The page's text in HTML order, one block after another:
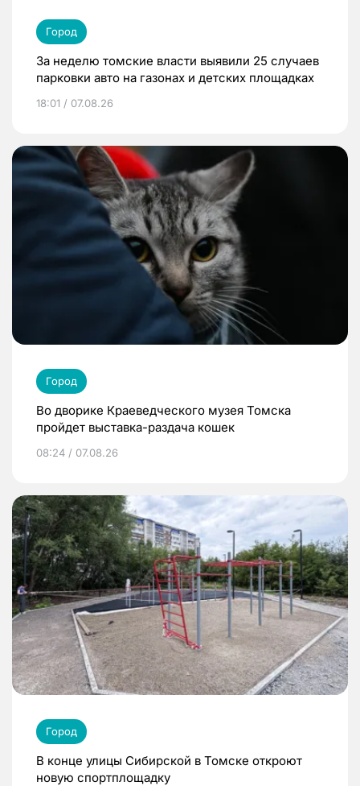
Город
За неделю томские власти выявили 25 случаев
парковки авто на газонах и детских площадках
18:01 / 07.08.26
Город
Во дворике Краеведческого музея Томска
пройдет выставка-раздача кошек
08:24 / 07.08.26
Город
В конце улицы Сибирской в Томске откроют
новую спортплощадку